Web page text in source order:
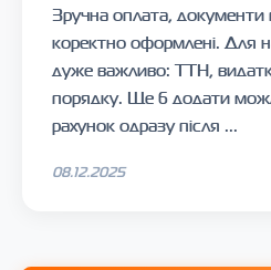
Зручна оплата, документи
коректно оформлені. Для
дуже важливо: ТТН,
порядку. Ще б додати
рахунок одразу після ...
08.12.2025